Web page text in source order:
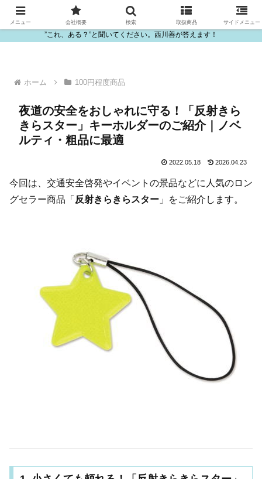
ビニール・プラスチック製品の卸販売は西川善
”これ、ある？”と聞いてください。西川善が答えます！
ホーム 100円程度商品
夜道の安全をおしゃれに守る！「反射きら
きらスター」キーホルダーのご紹介｜ノベ
ルティ・粗品に最適
2022.05.18 2026.04.23
今回は、交通安全啓発やイベントの景品などに人気のロン
グセラー商品「 反射きらきらスター 」をご紹介します。
メニュー 会社概要 検索 取扱商品 サイドメニュー